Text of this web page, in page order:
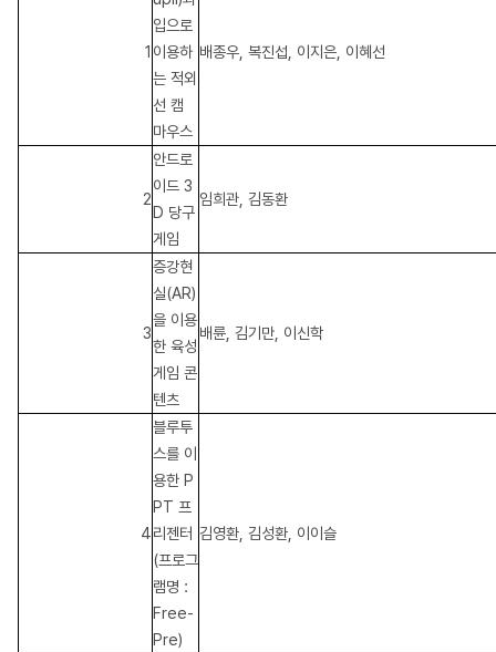
1
입으로
이용하
는 적외
선 캠
마우스
배종우, 복진섭, 이지은, 이혜선
2
안드로
이드 3
D 당구
게임
임희관, 김동환
3
증강현
실(AR)
을 이용
한 육성
게임 콘
텐츠
배륜, 김기만, 이신학
4
블루투
스를 이
용한 P
PT 프
리젠터
(프로그
램명 :
Free-
Pre)
김영환, 김성환, 이이슬